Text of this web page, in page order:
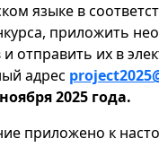
языке в
приложить
отправить их в
адрес project
2025 года.
приложено к